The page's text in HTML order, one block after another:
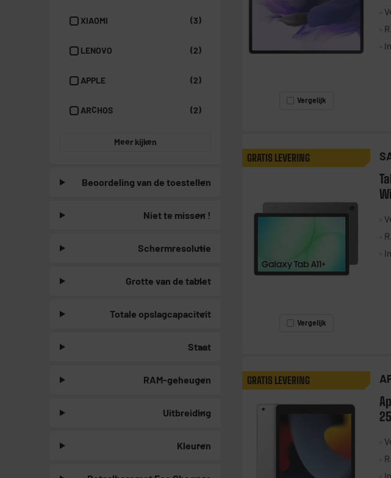
XIAOMI (3)
LENOVO (2)
APPLE (2)
ARCHOS (2)
Meer kijken
Beoordeling van de toestellen
Niet te missen !
Schermresolutie
Grotte van de tablet
Totale opslagcapaciteit
Staat
RAM-geheugen
Uitbreiding
Kleuren
Vergelijk
GRATIS LEVERING
Vergelijk
GRATIS LEVERING